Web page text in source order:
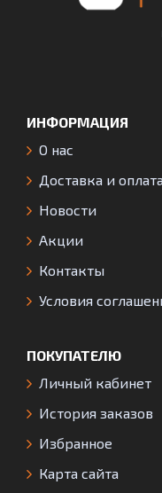
ИНФОРМАЦИЯ
О нас
Доставка и оплата
Новости
Акции
Контакты
Условия
ПОКУПАТЕЛЮ
Личный кабинет
История заказов
Избранное
Карта сайта